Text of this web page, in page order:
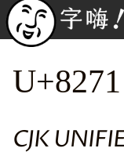
U+8271
CJK